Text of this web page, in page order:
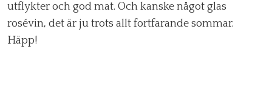
utflykter och god mat. Och kanske något glas
rosévin, det är ju trots allt fortfarande sommar.
Häpp!